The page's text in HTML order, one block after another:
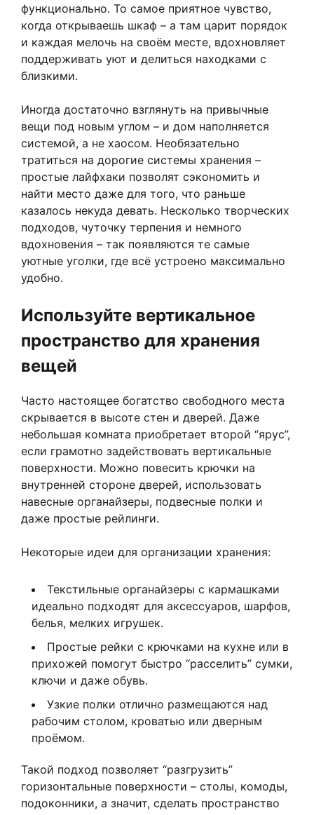
функционально. То самое приятное чувство,
когда открываешь шкаф – а там царит порядок
и каждая мелочь на своём месте, вдохновляет
поддерживать уют и делиться находками с
близкими.
Иногда достаточно взглянуть на привычные
вещи под новым углом – и дом наполняется
системой, а не хаосом. Необязательно
тратиться на дорогие системы хранения –
простые лайфхаки позволят сэкономить и
найти место даже для того, что раньше
казалось некуда девать. Несколько творческих
подходов, чуточку терпения и немного
вдохновения – так появляются те самые
уютные уголки, где всё устроено максимально
удобно.
Используйте вертикальное
пространство для хранения
вещей
Часто настоящее богатство свободного места
скрывается в высоте стен и дверей. Даже
небольшая комната приобретает второй “ярус”,
если грамотно задействовать вертикальные
поверхности. Можно повесить крючки на
внутренней стороне дверей, использовать
навесные органайзеры, подвесные полки и
даже простые рейлинги.
Некоторые идеи для организации хранения:
Текстильные органайзеры с кармашками
идеально подходят для аксессуаров, шарфов,
белья, мелких игрушек.
Простые рейки с крючками на кухне или в
прихожей помогут быстро “расселить” сумки,
ключи и даже обувь.
Узкие полки отлично размещаются над
рабочим столом, кроватью или дверным
проёмом.
Такой подход позволяет “разгрузить”
горизонтальные поверхности – столы, комоды,
подоконники, а значит, сделать пространство